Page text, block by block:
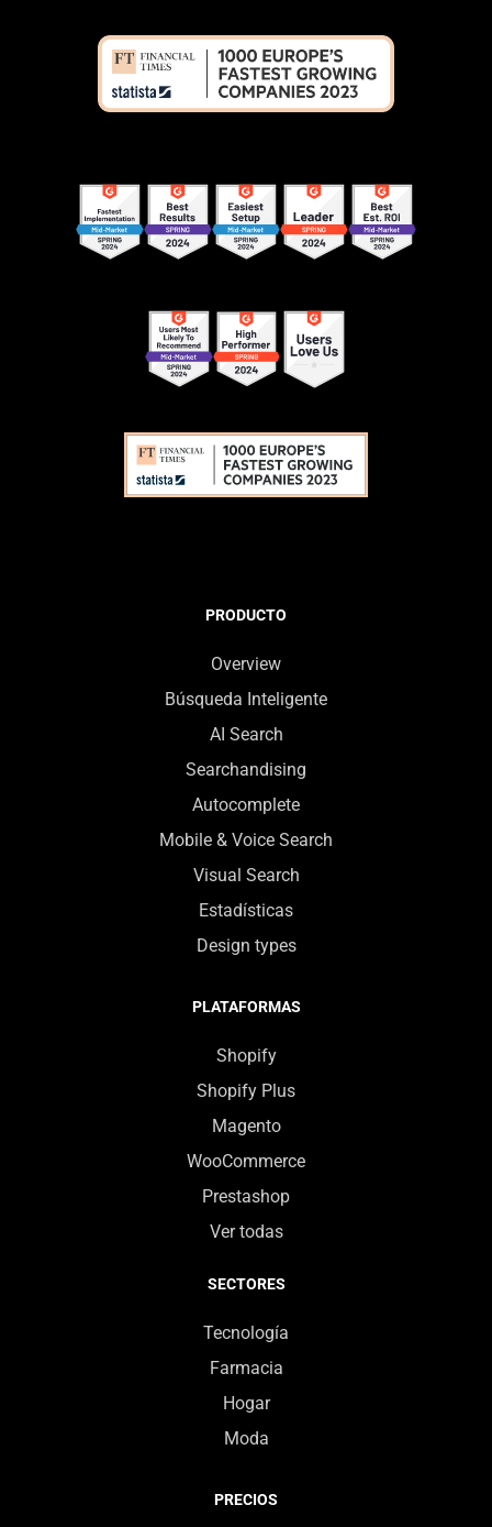
PRODUCTO
Overview
Búsqueda Inteligente
AI Search
Searchandising
Autocomplete
Mobile & Voice Search
Visual Search
Estadísticas
Design types
PLATAFORMAS
Shopify
Shopify Plus
Magento
WooCommerce
Prestashop
Ver todas
SECTORES
Tecnología
Farmacia
Hogar
Moda
PRECIOS